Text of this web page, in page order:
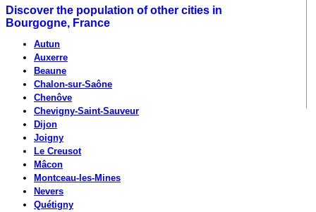
Discover the population of other cities in
Bourgogne, France
Autun
Auxerre
Beaune
Chalon-sur-Saône
Chenôve
Chevigny-Saint-Sauveur
Dijon
Joigny
Le Creusot
Mâcon
Montceau-les-Mines
Nevers
Quétigny